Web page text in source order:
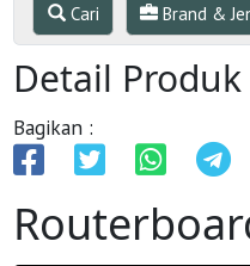
Cari Brand &
Detail Produk
Bagikan :